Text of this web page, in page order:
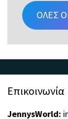
ΟΛΕΣ
Επικοινωνία
JennysWorld: